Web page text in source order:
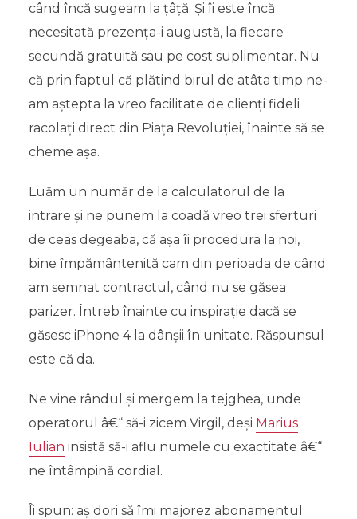
când încă sugeam la țâță. Și îi este încă
necesitată prezența-i augustă, la fiecare
secundă gratuită sau pe cost suplimentar. Nu
că prin faptul că plătind birul de atâta timp ne-
am aștepta la vreo facilitate de clienți fideli
racolați direct din Piața Revoluției, înainte să se
cheme așa.
Luăm un număr de la calculatorul de la
intrare și ne punem la coadă vreo trei sferturi
de ceas degeaba, că așa îi procedura la noi,
bine împământenită cam din perioada de când
am semnat contractul, când nu se găsea
parizer. Întreb înainte cu inspirație dacă se
găsesc iPhone 4 la dânșii în unitate. Răspunsul
este că da.
Ne vine rândul și mergem la tejghea, unde
operatorul â€“ să-i zicem Virgil, deși Marius
Iulian insistă să-i aflu numele cu exactitate â€“
ne întâmpină cordial.
Îi spun: aș dori să îmi majorez abonamentul